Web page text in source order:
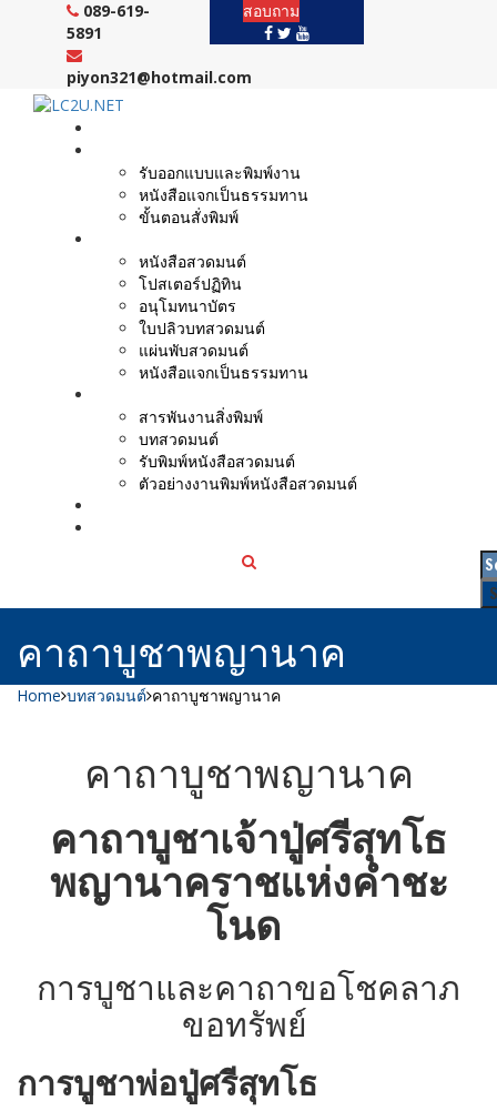
089-619-
5891
piyon321@hotmail.com
สอบถาม
รับออกแบบและพิมพ์งาน
หนังสือแจกเป็นธรรมทาน
ขั้นตอนสั่งพิมพ์
หนังสือสวดมนต์
โปสเตอร์ปฏิทิน
อนุโมทนาบัตร
ใบปลิวบทสวดมนต์
แผ่นพับสวดมนต์
หนังสือแจกเป็นธรรมทาน
สารพันงานสิ่งพิมพ์
บทสวดมนต์
รับพิมพ์หนังสือสวดมนต์
ตัวอย่างงานพิมพ์หนังสือสวดมนต์
คาถาบูชาพญานาค
Home บทสวดมนต์ คาถาบูชาพญานาค
คาถาบูชาพญานาค
คาถาบูชาเจ้าปู่ศรีสุทโธ
พญานาคราชแห่งคำชะ
โนด
การบูชาและคาถาขอโชคลาภ
ขอทรัพย์
การบูชาพ่อปู่ศรีสุทโธ